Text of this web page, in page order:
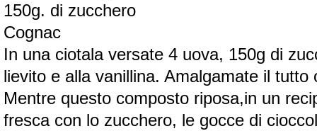
150g. di zucchero
Cognac
In una ciotala versate 4 uova, 150g di
lievito e alla vanillina. Amalgamate il
Mentre questo composto riposa,in un
fresca con lo zucchero, le gocce di